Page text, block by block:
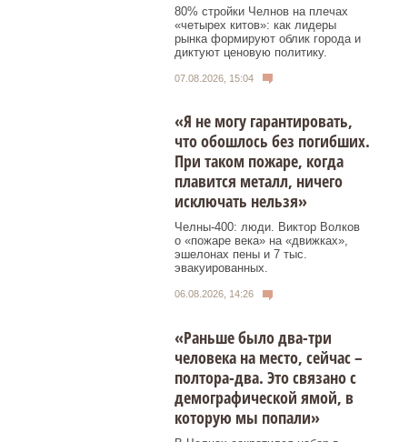
80% стройки Челнов на плечах
«четырех китов»: как лидеры
рынка формируют облик города и
диктуют ценовую политику.
07.08.2026, 15:04
«Я не могу гарантировать,
что обошлось без погибших.
При таком пожаре, когда
плавится металл, ничего
исключать нельзя»
Челны-400: люди. Виктор Волков
о «пожаре века» на «движках»,
эшелонах пены и 7 тыс.
эвакуированных.
06.08.2026, 14:26
«Раньше было два-три
человека на место, сейчас –
полтора-два. Это связано с
демографической ямой, в
которую мы попали»